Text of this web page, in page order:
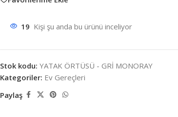
19 Kişi şu anda bu ürünü inceliyor
Stok kodu: YATAK ÖRTÜSÜ - GRİ MONORAY
Kategoriler: Ev Gereçleri
Paylaş